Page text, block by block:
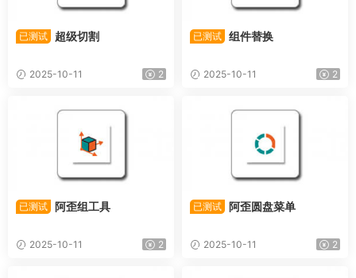
已测试 超级切割
2025-10-11 2
已测试 组件替换
2025-10-11 2
已测试 阿歪组工具
2025-10-11 2
已测试 阿歪圆盘菜单
2025-10-11 2